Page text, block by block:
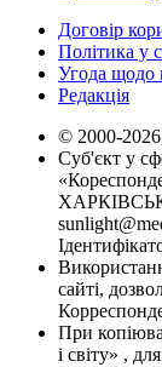
Договір
Політика у
Угода щодо
Редакція
© 2000-
Суб'єкт у
сайті,
При
і світу» ,